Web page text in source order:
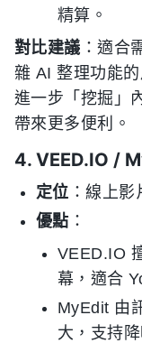
精算。
對比建議 ：適合
雜 AI 整理功能
進一步「挖掘」
帶來更多便利。
4. VEED.IO /
定位 ：線上
優點 ：
VEED.IO
幕，適合
MyEdit 由
大，支持